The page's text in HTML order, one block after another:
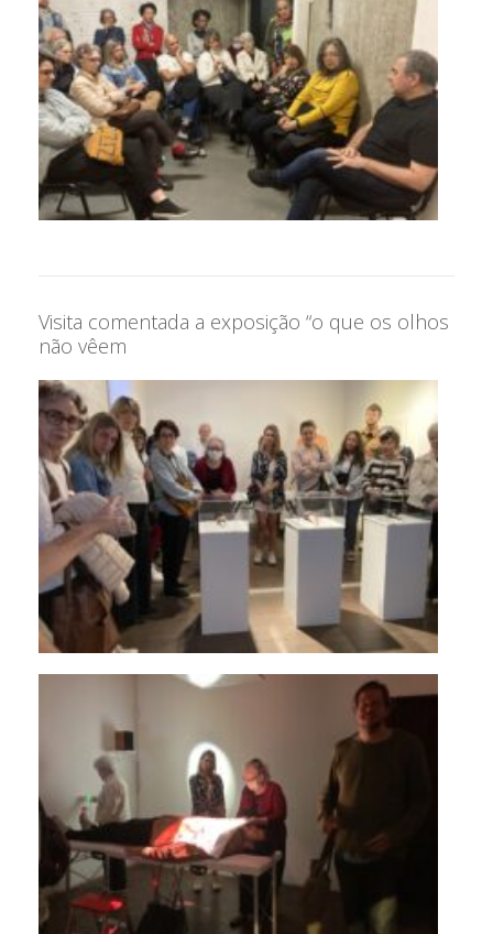
Visita comentada a exposição “o que os olhos
não vêem